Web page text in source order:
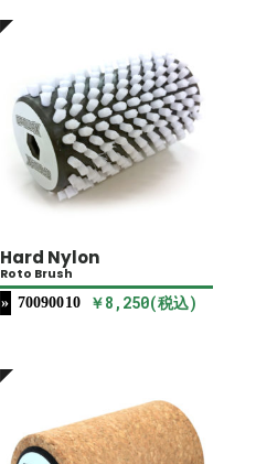
Hard Nylon
Roto Brush
70090010
￥8,250(税込)